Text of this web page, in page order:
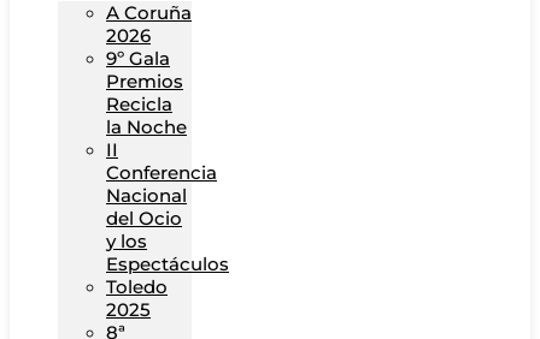
A Coruña
2026
9º Gala
Premios
Recicla
la Noche
II
Conferencia
Nacional
del Ocio
y los
Espectáculos
Toledo
2025
8ª